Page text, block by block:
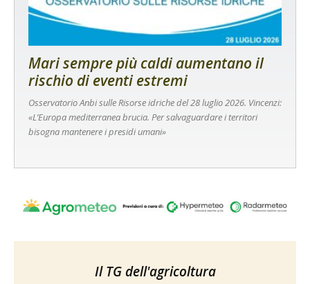
Mari sempre più caldi aumentano il
rischio di eventi estremi
Osservatorio Anbi sulle Risorse idriche del 28 luglio 2026. Vincenzi:
«L’Europa mediterranea brucia. Per salvaguardare i territori
bisogna mantenere i presidi umani»
Il TG dell'agricoltura